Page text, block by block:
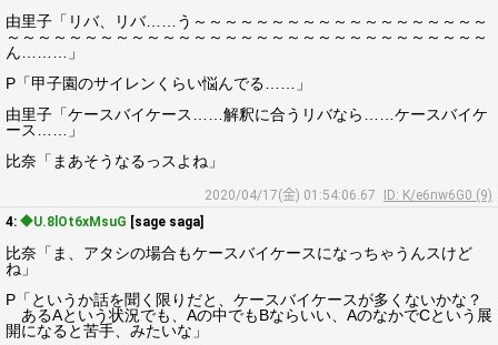
由里子「リバ、リバ……う～～～～～～～～～～～～～～～～～～～
～～～～～～～～～～～～～～～～～～～～～～～～～～～～～～～
ん………」
P「甲子園のサイレンくらい悩んでる……」
由里子「ケースバイケース……解釈に合うリバなら……ケースバイケ
ース……」
比奈「まあそうなるっスよね」
2020/04/17(金) 01:54:06.67
ID: K/e6nw6G0 (9)
4: ◆U.8lOt6xMsuG [sage saga]
比奈「ま、アタシの場合もケースバイケースになっちゃうんスけど
ね」
P「というか話を聞く限りだと、ケースバイケースが多くないかな？
あるAという状況でも、Aの中でもBならいい、AのなかでCという展
開になると苦手、みたいな」